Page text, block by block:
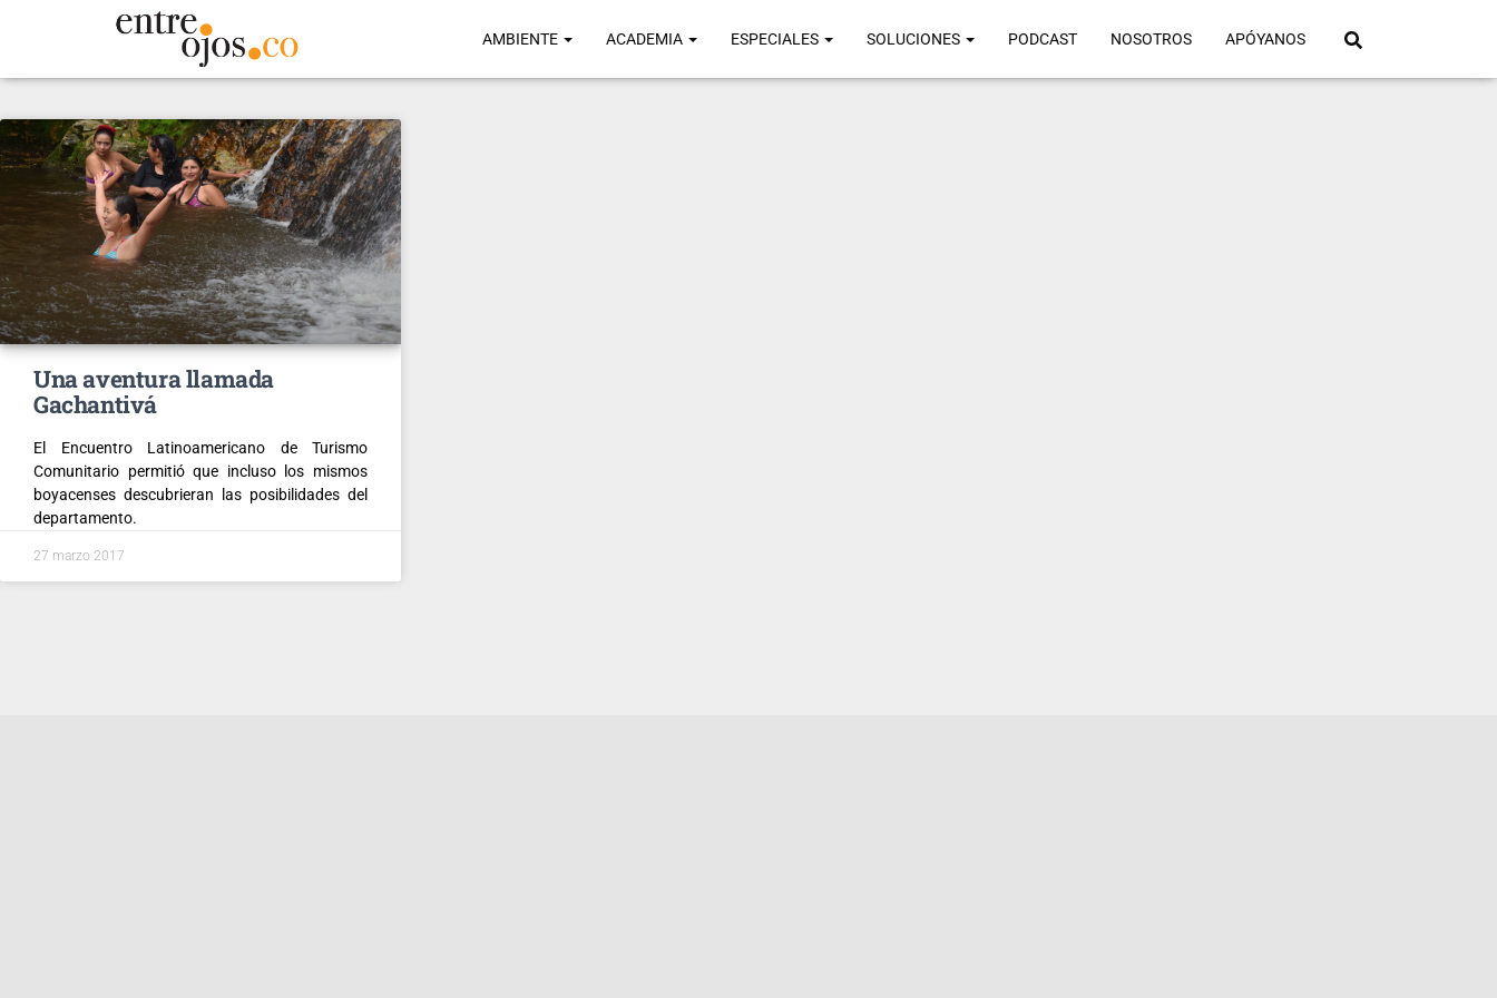
AMBIENTE ACADEMIA ESPECIALES SOLUCIONES PODCAST NOSOTROS APÓYANOS
Una aventura llamada
Gachantivá
El Encuentro Latinoamericano de Turismo
Comunitario permitió que incluso los mismos
boyacenses descubrieran las posibilidades del
departamento.
27 marzo 2017